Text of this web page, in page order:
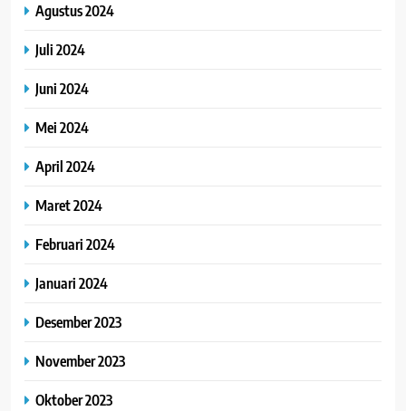
Agustus 2024
Juli 2024
Juni 2024
Mei 2024
April 2024
Maret 2024
Februari 2024
Januari 2024
Desember 2023
November 2023
Oktober 2023